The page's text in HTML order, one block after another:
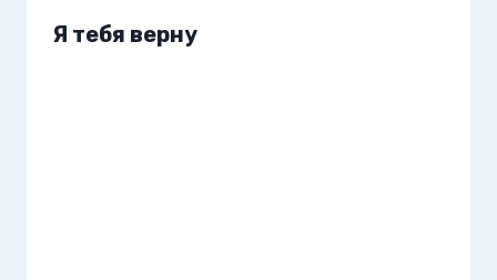
Я тебя верну